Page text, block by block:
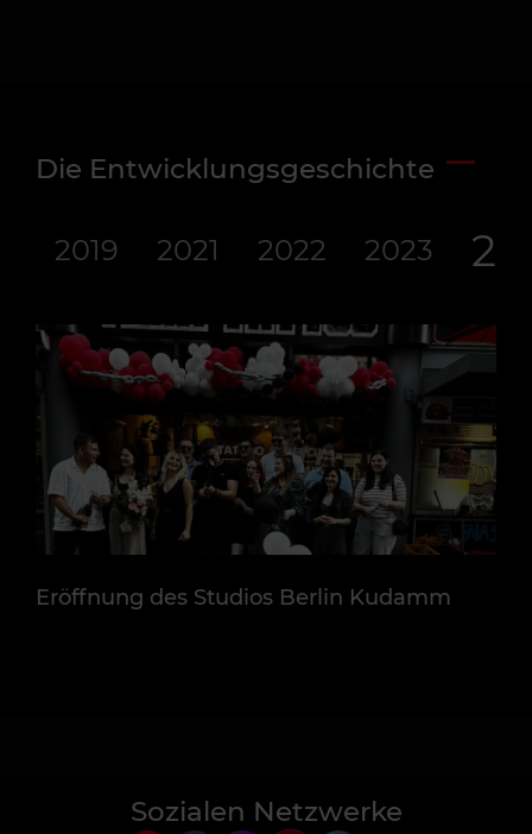
Die Entwicklungsgeschichte
2019 2021 2022 2023
Eröffnung des Studios Berlin Kudamm
Sozialen Netzwerke